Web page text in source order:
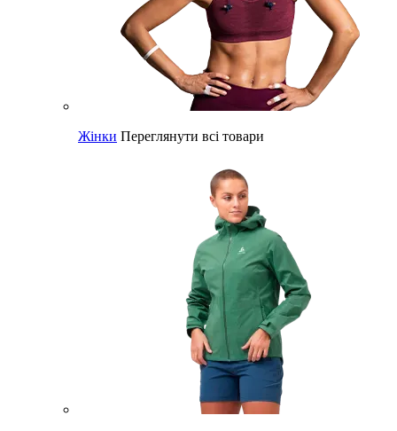
Жінки Переглянути всі товари